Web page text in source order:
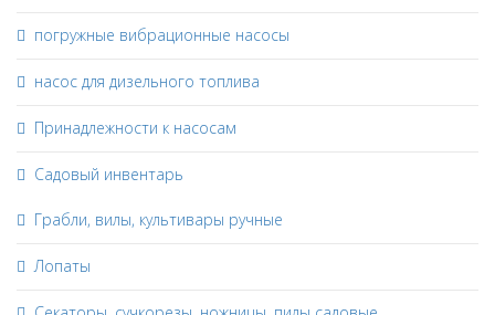
погружные вибрационные насосы
насос для дизельного топлива
Принадлежности к насосам
Садовый инвентарь
Грабли, вилы, культивары ручные
Лопаты